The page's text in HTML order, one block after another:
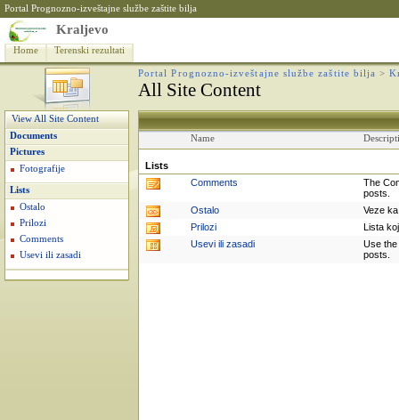
Portal Prognozno-izveštajne službe zaštite bilja
Kraljevo
Home Terenski rezultati
Portal Prognozno-izveštajne službe zaštite bilja >
All Site Content
View All Site Content
Documents
Pictures
Fotografije
Lists
Ostalo
Prilozi
Comments
Usevi ili zasadi
Name
Lists
Comments
The
posts.
Ostalo
Veze
Prilozi
Lista
Usevi ili zasadi
Use the
posts.